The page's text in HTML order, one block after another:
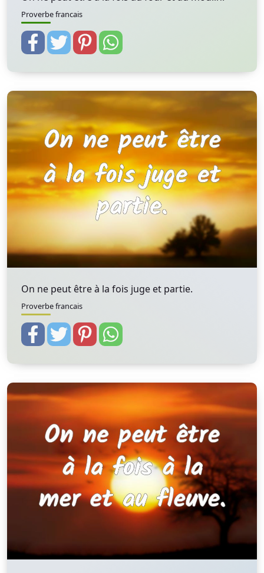
Proverbe francais
On ne peut être à la fois juge et partie.
Proverbe francais